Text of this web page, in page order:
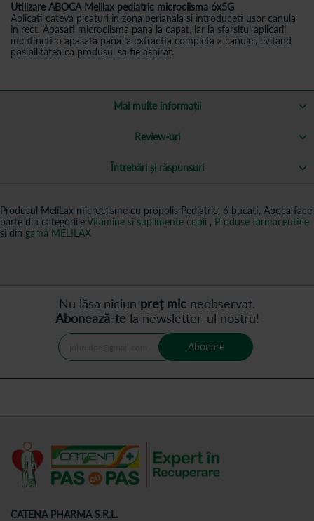
Utilizare ABOCA Melilax pediatric microclisma 6x5G
Aplicati cateva picaturi in zona perianala si introduceti usor canula
in rect. Apasati microclisma pana la capat, iar la sfarsitul aplicarii
mentineti-o apasata pana la extractia completa a canulei, evitand
posibilitatea ca produsul sa fie aspirat.
Mai multe informații
Review-uri
Întrebări și răspunsuri
Produsul MeliLax microclisme cu propolis Pediatric, 6 bucati, Aboca face
parte din categoriileVitamine si suplimente copii , Produse farmaceutice
si din gama MELILAX
Nu lăsa niciun preț mic neobservat.
Abonează-tela newsletter-ul nostru!
Abonare
CATENA PHARMA S.R.L.